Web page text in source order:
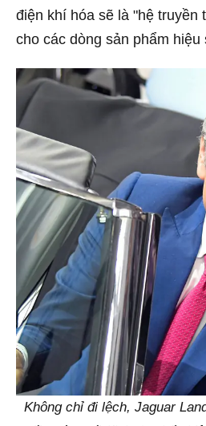
điện khí hóa sẽ là "hệ truyền
cho các dòng sản phẩm hiệu
Không chỉ đi lệch, Jaguar